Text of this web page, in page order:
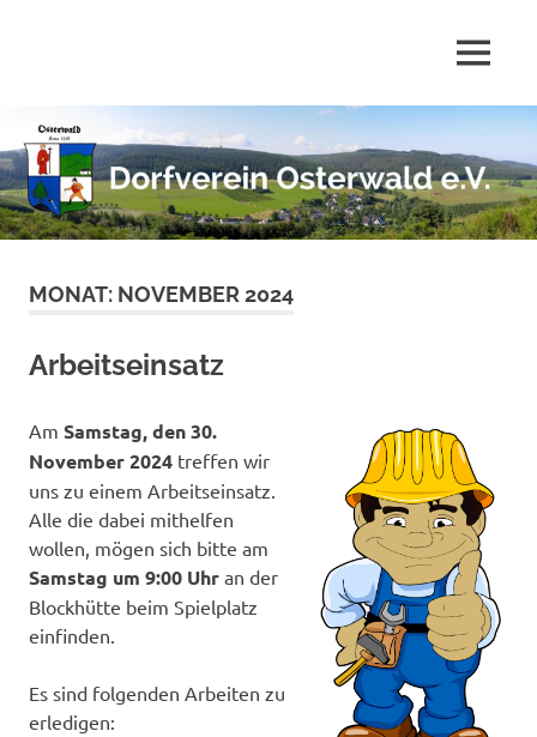
Osterwald
e.V.
MENÜ
MONAT: NOVEMBER 2024
Arbeitseinsatz
Am Samstag, den 30.
November 2024 treffen wir
uns zu einem Arbeitseinsatz.
Alle die dabei mithelfen
wollen, mögen sich bitte am
Samstag um 9:00 Uhr an der
Blockhütte beim Spielplatz
einfinden.
Es sind folgenden Arbeiten zu
erledigen: